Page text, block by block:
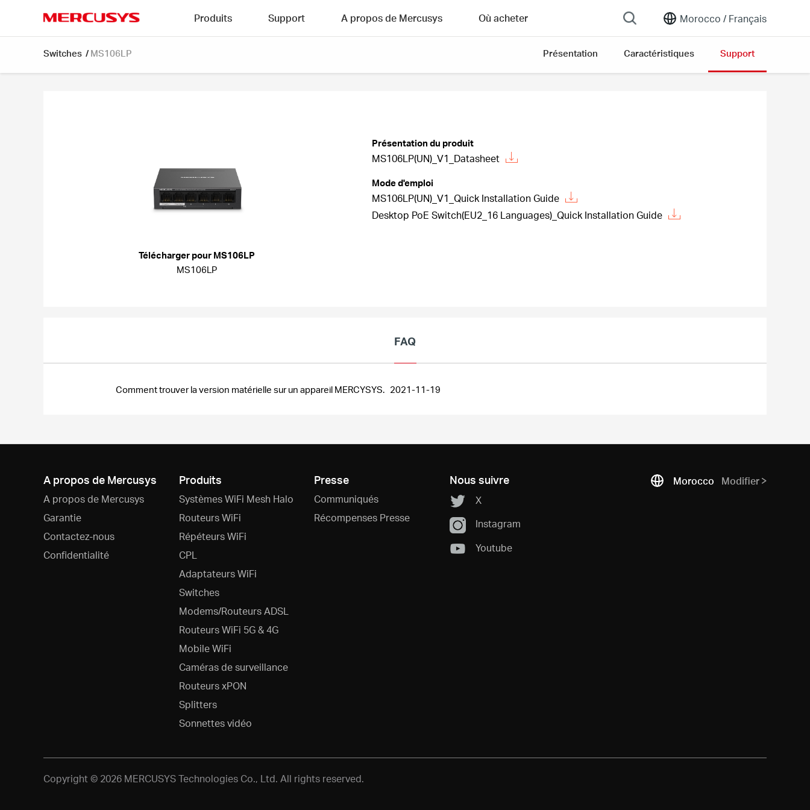
Morocco / Français
Produits Support A propos de Mercusys Où acheter
Switches / MS106LP Présentation Caractéristiques Support
Télécharger pour MS106LP
MS106LP
Présentation du produit
MS106LP(UN)_V1_Datasheet
Mode d'emploi
MS106LP(UN)_V1_Quick Installation Guide
Desktop PoE Switch(EU2_16 Languages)_Quick Installation Guide
FAQ
Comment trouver la version matérielle sur un appareil MERCYSYS. 2021-11-19
A propos de Mercusys
A propos de Mercusys
Garantie
Contactez-nous
Confidentialité
Produits
Systèmes WiFi Mesh Halo
Routeurs WiFi
Répéteurs WiFi
CPL
Adaptateurs WiFi
Switches
Modems/Routeurs ADSL
Routeurs WiFi 5G & 4G
Mobile WiFi
Caméras de surveillance
Routeurs xPON
Splitters
Sonnettes vidéo
Presse
Communiqués
Récompenses Presse
Nous suivre
X
Instagram
Youtube
Morocco Modifier
Copyright © 2026 MERCUSYS Technologies Co., Ltd. All rights reserved.